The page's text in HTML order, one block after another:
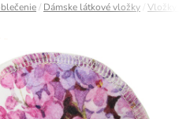
/ Dámske látkové vložky Vložky